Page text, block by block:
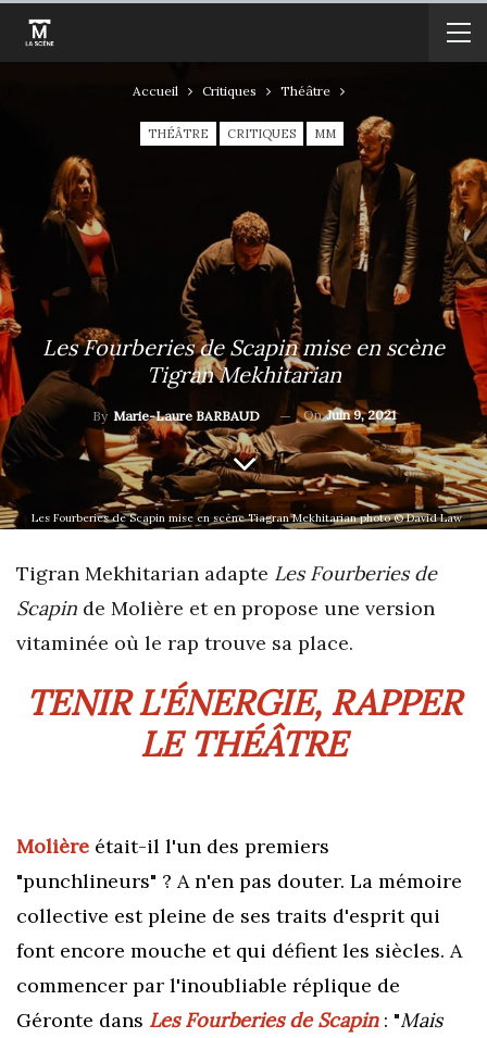
Accueil Critiques Théâtre
THÉÂTRE CRITIQUES MM
Les Fourberies de Scapin mise en scène
Tigran Mekhitarian
By Marie-Laure BARBAUD OnJuin 9, 2021
Les Fourberies de Scapin mise en scène Tiagran Mekhitarian photo © David Law
Tigran Mekhitarian adapte Les Fourberies de
Scapin de Molière et en propose une version
vitaminée où le rap trouve sa place.
TENIR L'ÉNERGIE, RAPPER
LE THÉÂTRE
Molière était-il l'un des premiers
"punchlineurs" ? A n'en pas douter. La mémoire
collective est pleine de ses traits d'esprit qui
font encore mouche et qui défient les siècles. A
commencer par l'inoubliable réplique de
Géronte dans Les Fourberies de Scapin: "Mais